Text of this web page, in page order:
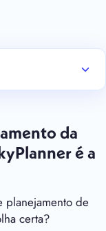
da
é a
planejamento de
certa?